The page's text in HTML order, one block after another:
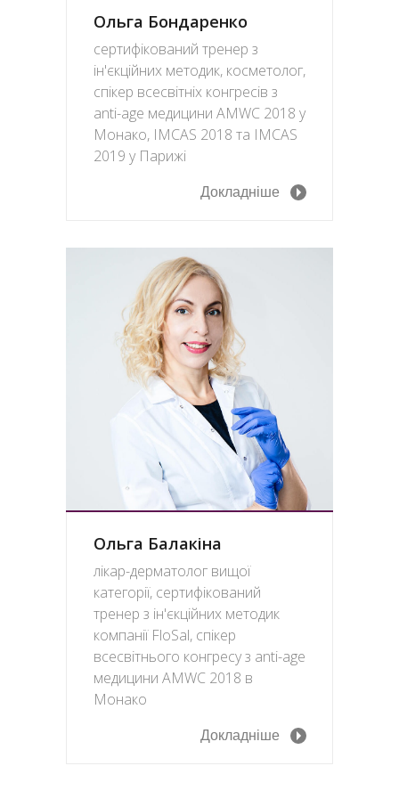
Ольга Бондаренко
сертифікований тренер з
ін'єкційних методик, косметолог,
спікер всесвітніх конгресів з
anti-age медицини AMWC 2018 у
Монако, IMCAS 2018 та IMCAS
2019 у Парижі
Докладніше
Ольга Балакіна
лікар-дерматолог вищої
категорії, сертифікований
тренер з ін'єкційних методик
компанії FloSal, спікер
всесвітнього конгресу з anti-age
медицини AMWC 2018 в
Монако
Докладніше